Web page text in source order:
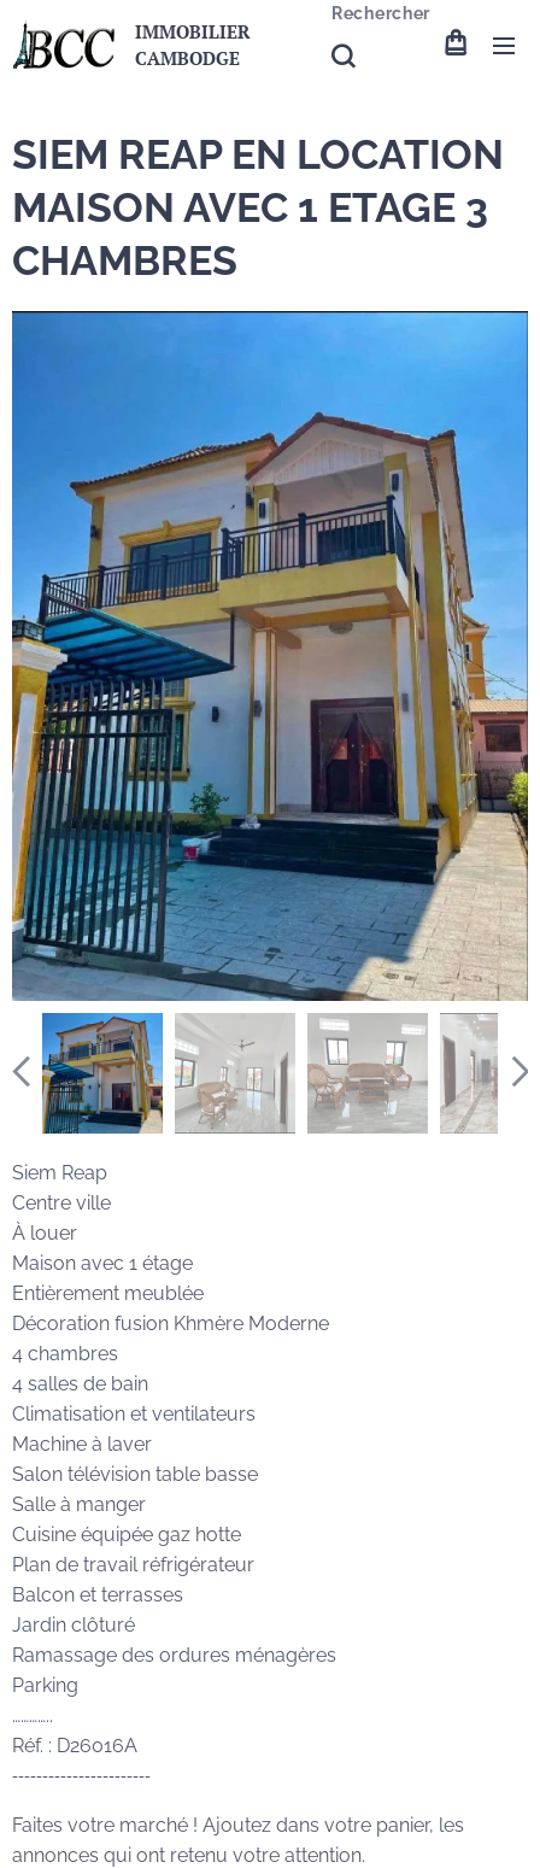
IMMOBILIER
CAMBODGE
Rechercher
SIEM REAP EN LOCATION
MAISON AVEC 1 ETAGE 3
CHAMBRES
Siem Reap
Centre ville
À louer
Maison avec 1 étage
Entièrement meublée
Décoration fusion Khmère Moderne
4 chambres
4 salles de bain
Climatisation et ventilateurs
Machine à laver
Salon télévision table basse
Salle à manger
Cuisine équipée gaz hotte
Plan de travail réfrigérateur
Balcon et terrasses
Jardin clôturé
Ramassage des ordures ménagères
Parking
…………..
Réf. : D26016A
-----------------------
Faites votre marché ! Ajoutez dans votre panier, les
annonces qui ont retenu votre attention.